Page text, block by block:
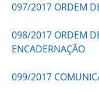
097/2017 ORDEM
098/2017 ORDEM
ENCADERNAÇÃO
099/2017